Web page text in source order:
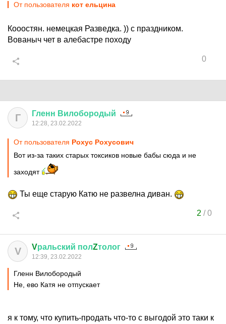
От пользователя кот ельцина
Кооостян. немецкая Разведка. )) с праздником.
Вованыч чет в алебастре походу
0
Г Гленн Вилобородый
12:28, 23.02.2022
От пользователя Рохус Рохусович
Вот из-за таких старых токсиков новые бабы сюда и не
заходят
Ты еще старую Катю не развелна диван.
2 /0
V Vральский полZтолог
12:39, 23.02.2022
Гленн Вилобородый
Не, ево Катя не отпускает
я к тому, что купить-продать что-то с выгодой это таки к